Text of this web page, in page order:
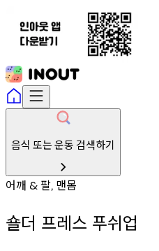
음식 또는 운동 검색하기
어깨 & 팔, 맨몸
숄더 프레스 푸쉬업